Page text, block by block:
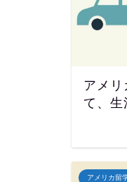
アメリ
て、生
アメリカ留